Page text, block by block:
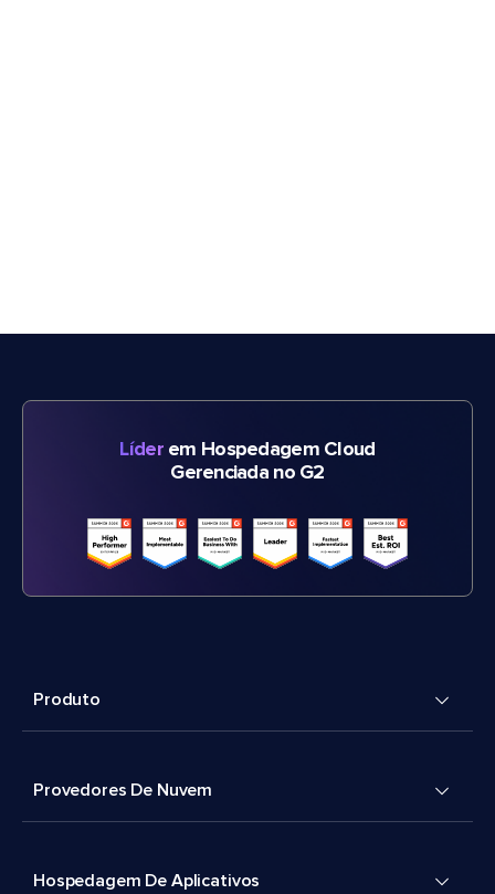
Líderem Hospedagem Cloud
Gerenciada no G2
Produto
Provedores De Nuvem
Hospedagem De Aplicativos